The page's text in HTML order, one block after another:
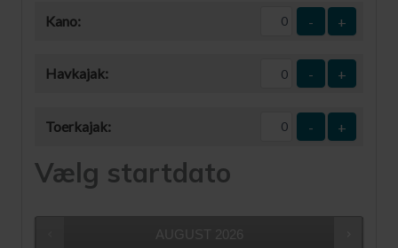
Kano: - +
Havkajak: - +
Toerkajak: - +
Vælg startdato
AUGUST 2026